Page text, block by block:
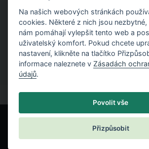
Stáhněte si manuály s teoretickými i
použití programů.
Na našich webových stránkách
cookies. Některé z nich jsou
nám pomáhají vylepšit tento web a
uživatelský komfort. Pokud chcete
nastavení, klikněte na tlačítko
informace naleznete v Zásadách
údajů.
Povolit vše
Přizpůsobit